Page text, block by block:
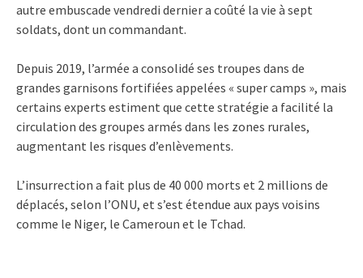
autre embuscade vendredi dernier a coûté la vie à sept
soldats, dont un commandant.
Depuis 2019, l’armée a consolidé ses troupes dans de
grandes garnisons fortifiées appelées « super camps », mais
certains experts estiment que cette stratégie a facilité la
circulation des groupes armés dans les zones rurales,
augmentant les risques d’enlèvements.
L’insurrection a fait plus de 40 000 morts et 2 millions de
déplacés, selon l’ONU, et s’est étendue aux pays voisins
comme le Niger, le Cameroun et le Tchad.